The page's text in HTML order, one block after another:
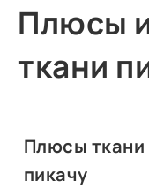
Плюсы
ткани
Плюсы ткани
пикачу